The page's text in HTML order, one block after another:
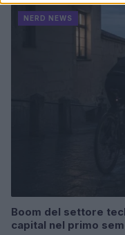
NERD NEWS
Boom del settore
capital nel primo